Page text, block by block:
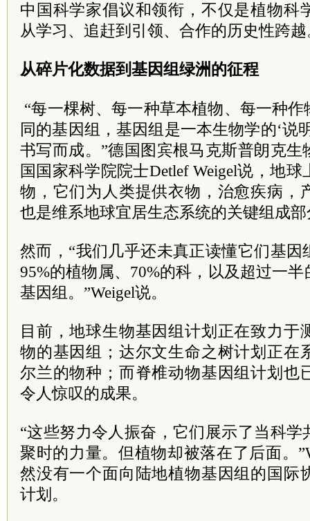
中国科学家倡议和领衔，不仅是植物科
从学习、追赶到引领、合作的历史性跨越
从碎片化数据到基因组绿洲的征程
“每一棵树、每一种草本植物、每一种
同的基因组，基因组是一本生物学的‘说
书写而成。”德国图宾根马克斯普朗克
国国家科学院院士Detlef Weigel说，地
物，它们为人类提供衣物，治愈疾病，
也是维系地球宜居生态系统的关键组成
然而，“我们几乎还未真正读懂它们基
95%的植物属、70%的科，以及超过一
基因组。”Weigel说。
目前，地球生物基因组计划正在致力于
物的基因组；达尔文生命之树计划正在
尔兰的物种；而脊椎动物基因组计划也
令人惊叹的成果。
“这些努力令人振奋，它们展示了当科
聚时的力量。但植物却被落在了后面。
然没有一个面向陆地植物基因组的国际
计划。